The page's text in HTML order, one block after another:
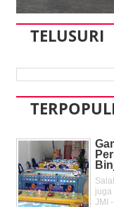
TELUSURI
juga
JMI